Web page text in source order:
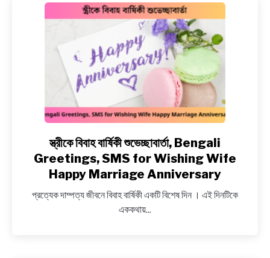
BENGALI STORIES
~
Bengali
School
Life
Quotes,
Captions,
Status,
Pictures
link
to
স্ত্রীকে
বার্ষিকী
শুভেচ্ছাবার্তা,
স্ত্রীকে বিবাহ বার্ষিকী শুভেচ্ছাবার্তা, Bengali
Greetings, SMS for Wishing Wife
Happy Marriage Anniversary
প্রত্যেক দাম্পত্য জীবনে বিবাহ বার্ষিকী একটি বিশেষ দিন । এই দিনটিকে
এককথায়...